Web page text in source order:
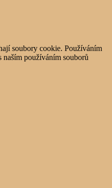
soubory cookie. Používáním
naším používáním souborů